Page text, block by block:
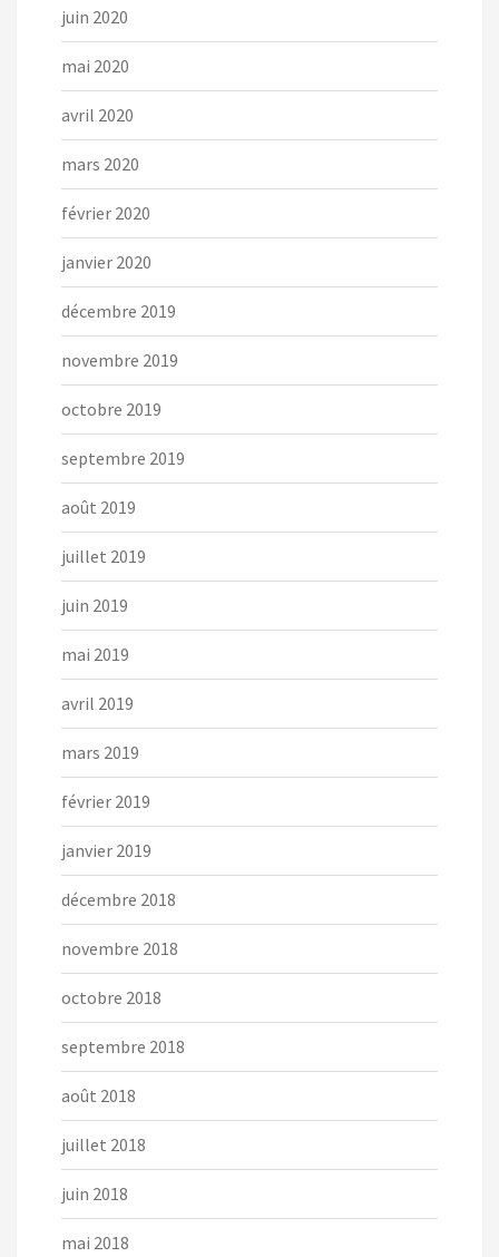
juin 2020
mai 2020
avril 2020
mars 2020
février 2020
janvier 2020
décembre 2019
novembre 2019
octobre 2019
septembre 2019
août 2019
juillet 2019
juin 2019
mai 2019
avril 2019
mars 2019
février 2019
janvier 2019
décembre 2018
novembre 2018
octobre 2018
septembre 2018
août 2018
juillet 2018
juin 2018
mai 2018